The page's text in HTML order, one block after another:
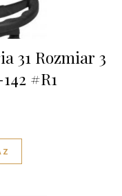
31 Rozmiar 3
#R1